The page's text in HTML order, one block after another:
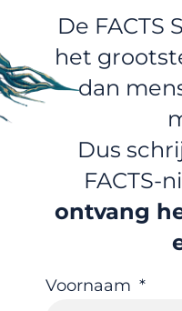
De FACTS
het
dan
Dus
FACTS-
ontvang
Voornaam